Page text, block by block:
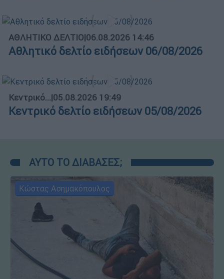
ΑΘΛΗΤΙΚΟ ΔΕΛΤΙΟ|06.08.2026 14:46
Αθλητικό δελτίο ειδήσεων 06/08/2026
Κεντρικό...|05.08.2026 19:49
Κεντρικό δελτίο ειδήσεων 05/08/2026
ΑΥΤΟ ΤΟ ΔΙΑΒΑΣΕΣ;
Κώστας Ασημακόπουλος